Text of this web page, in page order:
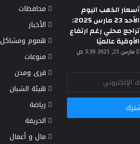
أسعار الذهب اليوم
الأحد 23 مارس 2025:
تراجع محلي رغم ارتفاع
الأوقية عالميًا
مارس 23, 2025 3:30 ص
محافظات
الأخبار
هموم ومشاكل
منوعات
قرى ومدن
هيئة الشبان
رياضة
الحريفة
مال و أعمال